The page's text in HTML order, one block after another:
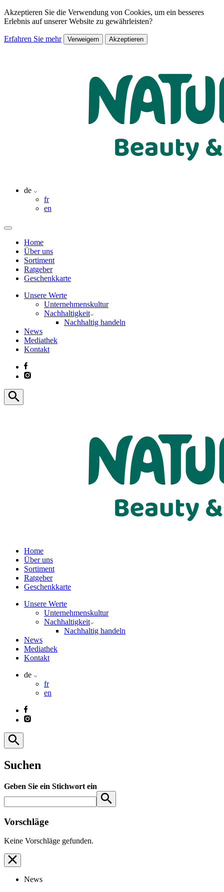
Akzeptieren Sie die Verwendung von Cookies, um ein besseres
Erlebnis auf unserer Website zu gewährleisten?
Erfahren Sie mehr Verweigern Akzeptieren
de
fr
en
Home
Über uns
Sortiment
Ratgeber
Geschenkkarte
Unsere Werte
Unternehmenskultur
Nachhaltigkeit
Nachhaltig handeln
News
Mediathek
Kontakt
Home
Über uns
Sortiment
Ratgeber
Geschenkkarte
Unsere Werte
Unternehmenskultur
Nachhaltigkeit
Nachhaltig handeln
News
Mediathek
Kontakt
de
fr
en
Suchen
Geben Sie ein Stichwort ein
Vorschläge
Keine Vorschläge gefunden.
News